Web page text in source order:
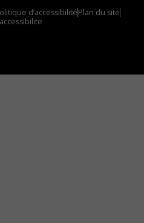
d’accessibilitéPlan du site